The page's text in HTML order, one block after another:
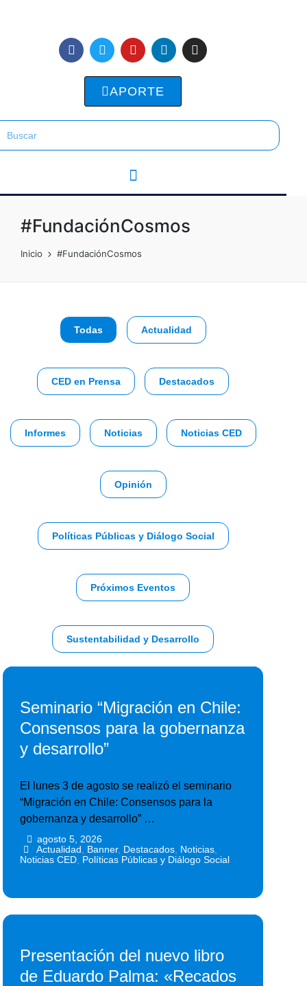
APORTE
#FundaciónCosmos
Inicio #FundaciónCosmos
Todas Actualidad
CED en Prensa Destacados
Informes Noticias Noticias CED
Opinión
Políticas Públicas y Diálogo Social
Próximos Eventos
Sustentabilidad y Desarrollo
Seminario “Migración en Chile:
Consensos para la gobernanza
y desarrollo”
El lunes 3 de agosto se realizó el seminario
“Migración en Chile: Consensos para la
gobernanza y desarrollo” …
agosto 5, 2026
Actualidad Banner, Destacados, Noticias,
Noticias CED Políticas Públicas y Diálogo Social
Presentación del nuevo libro
de Eduardo Palma: «Recados